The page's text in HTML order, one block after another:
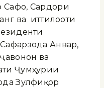
Сафо, Сардори
ва иттилооти
Анвар,
ва
Ҷумҳурии
Зулфиқор